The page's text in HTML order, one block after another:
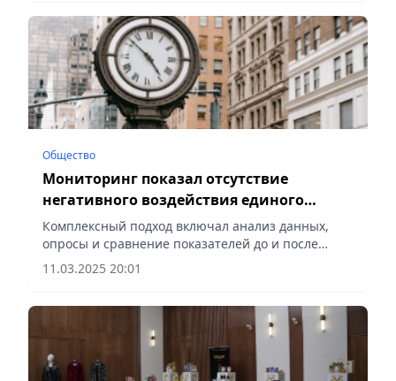
Общество
Мониторинг показал отсутствие
негативного воздействия единого
часового пояса на жизнедеятельность
населения – МТИ
Комплексный подход включал анализ данных,
опросы и сравнение показателей до и после
перехода, сообщает Vecher.kz.
11.03.2025 20:01